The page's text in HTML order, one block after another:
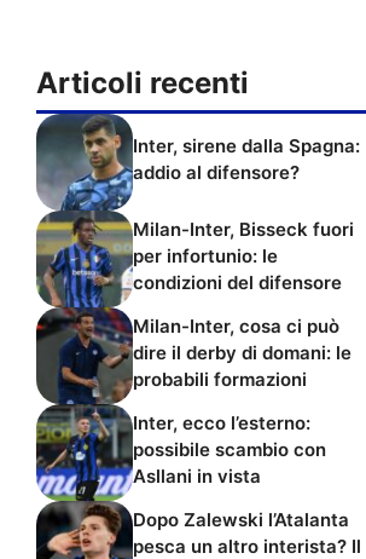
Articoli recenti
Inter, sirene dalla Spagna:
addio al difensore?
Milan-Inter, Bisseck fuori
per infortunio: le
condizioni del difensore
Milan-Inter, cosa ci può
dire il derby di domani: le
probabili formazioni
Inter, ecco l’esterno:
possibile scambio con
Asllani in vista
Dopo Zalewski l’Atalanta
pesca un altro interista? Il